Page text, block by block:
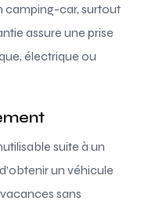
camping-car, surtout
assure une prise
électrique ou
suite à un
un véhicule
sans